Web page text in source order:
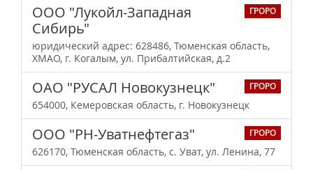
ГРОРО
ООО "Лукойл-Западная
Сибирь"
юридический адрес: 628486, Тюменская область,
ХМАО, г. Когалым, ул. Прибалтийская, д.2
ГРОРО
ОАО "РУСАЛ Новокузнецк"
654000, Кемеровская область, г. Новокузнецк
ГРОРО
ООО "РН-Уватнефтегаз"
626170, Тюменская область, с. Уват, ул. Ленина, 77